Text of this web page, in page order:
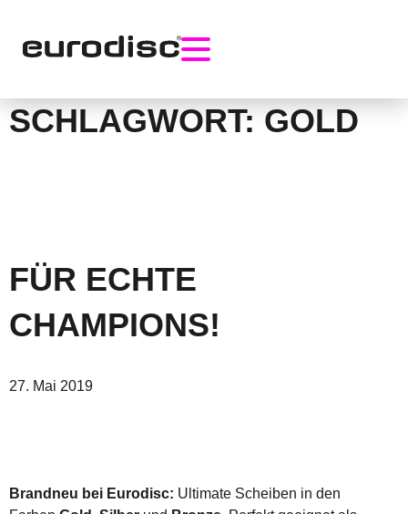
content
SCHLAGWORT: GOLD
FÜR ECHTE
CHAMPIONS!
27. Mai 2019
Brandneu bei Eurodisc: Ultimate Scheiben in den